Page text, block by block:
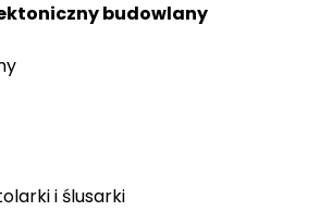
budowlany
i ślusarki